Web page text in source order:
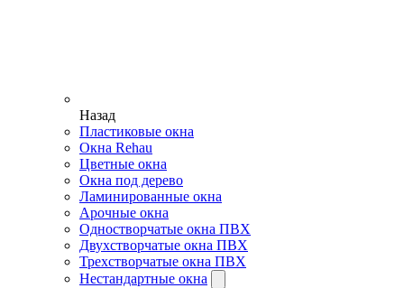
Назад
Пластиковые окна
Окна Rehau
Цветные окна
Окна под дерево
Ламинированные окна
Арочные окна
Одностворчатые окна ПВХ
Двухстворчатые окна ПВХ
Трехстворчатые окна ПВХ
Нестандартные окна